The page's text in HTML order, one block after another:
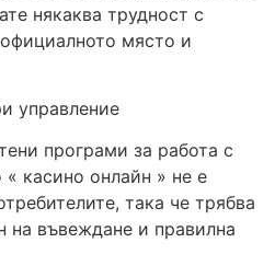
някаква трудност с
място и
управление
програми за работа с
касино онлайн » не е
така че трябва
на въвеждане и правилна